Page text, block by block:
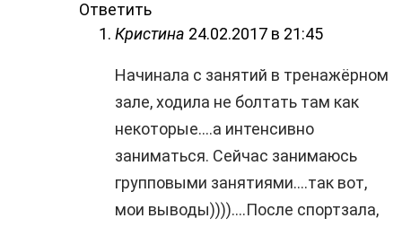
Ответить
Кристина 24.02.2017 в 21:45
Начинала с занятий в тренажёрном
зале, ходила не болтать там как
некоторые….а интенсивно
заниматься. Сейчас занимаюсь
групповыми занятиями….так вот,
мои выводы))))….После спортзала,